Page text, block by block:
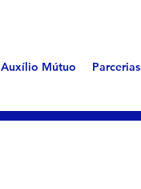
Auxílio Mútuo Parcerias